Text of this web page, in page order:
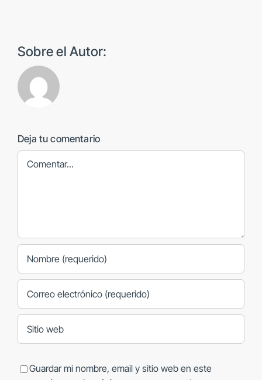
Sobre el Autor:
Deja tu comentario
Comentar
Guardar mi nombre, email y sitio web en este